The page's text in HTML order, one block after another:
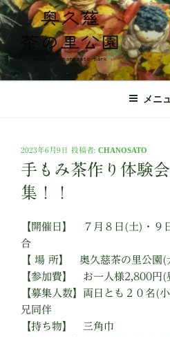
コ
ン
テ
ン
ツ
奥久慈茶の里公園
日本最北端の茶の産地 奥久慈茶の
メニ
投
稿
日:
2023年6月9日 投稿者: CHANOSATO
手もみ茶作り体験
集！！
【開催日】 ７月８日(土)・
合
【 場 所】 奥久慈茶の里公園(
【参加費】 お一人様2,800円(
【募集人数】両日とも２０名(
兄同伴
【持ち物】 三角巾